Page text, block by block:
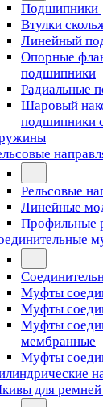
Подшипники
Втулки
Линейный
Опорные
подшипники
Радиальные
Шаровый
подшипники
Рельсовые
Линейные
Профильные
Муфты
Муфты
Муфты
мембранные
Муфты
для ремней